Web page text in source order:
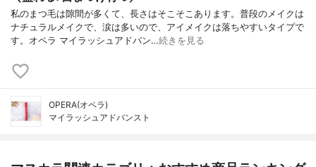
私のまつ毛は隙間が多くて、長さはそこそこあります。普段のメイクは
ナチュラルメイクで、涙は多いので、アイメイクは落ちやすいタイプで
す。オペラ マイラッシュアドバン…続きを見る
OPERA(オペラ)
マイラッシュアドバンスト